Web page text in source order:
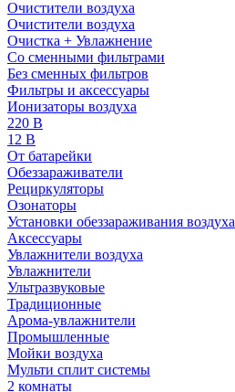
Очистители воздуха
Очистители воздуха
Очистка + Увлажнение
Cо сменными фильтрами
Без сменных фильтров
Фильтры и аксессуары
Ионизаторы воздуха
220 В
12 В
От батарейки
Обеззараживатели
Рециркуляторы
Озонаторы
Установки обеззараживания воздуха
Аксессуары
Увлажнители воздуха
Увлажнители
Ультразвуковые
Традиционные
Арома-увлажнители
Промышленные
Мойки воздуха
Мульти сплит системы
2 комнаты